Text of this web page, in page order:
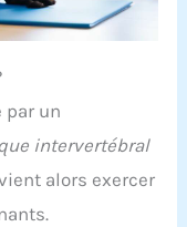
par un
intervertébral
alors exercer